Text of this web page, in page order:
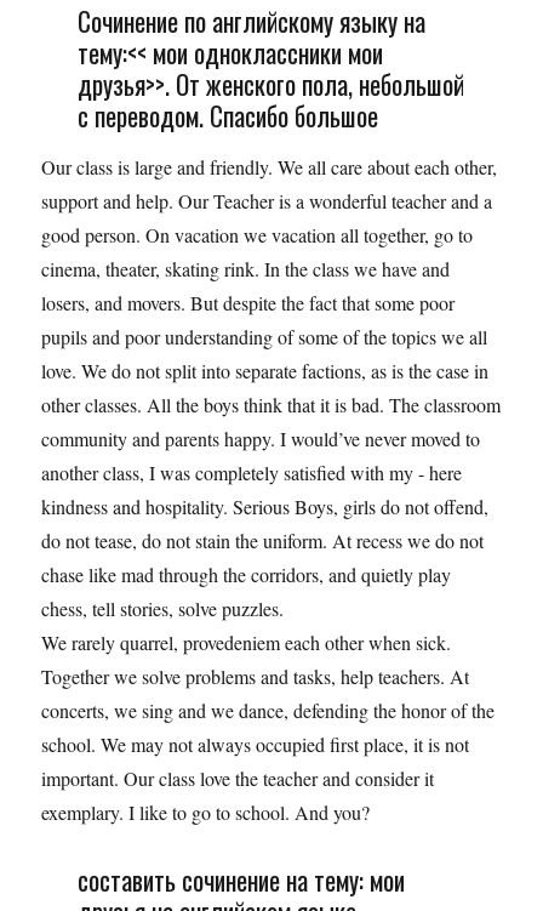
Сочинение по английскому языку на
тему:<< мои одноклассники мои
друзья>>. От женского пола, небольшой
с переводом. Спасибо большое
Our class is large and friendly. We all care about each other,
support and help. Our Teacher is a wonderful teacher and a
good person. On vacation we vacation all together, go to
cinema, theater, skating rink. In the class we have and
losers, and movers. But despite the fact that some poor
pupils and poor understanding of some of the topics we all
love. We do not split into separate factions, as is the case in
other classes. All the boys think that it is bad. The classroom
community and parents happy. I would’ve never moved to
another class, I was completely satisfied with my - here
kindness and hospitality. Serious Boys, girls do not offend,
do not tease, do not stain the uniform. At recess we do not
chase like mad through the corridors, and quietly play
chess, tell stories, solve puzzles.
We rarely quarrel, provedeniem each other when sick.
Together we solve problems and tasks, help teachers. At
concerts, we sing and we dance, defending the honor of the
school. We may not always occupied first place, it is not
important. Our class love the teacher and consider it
exemplary. I like to go to school. And you?
составить сочинение на тему: мои